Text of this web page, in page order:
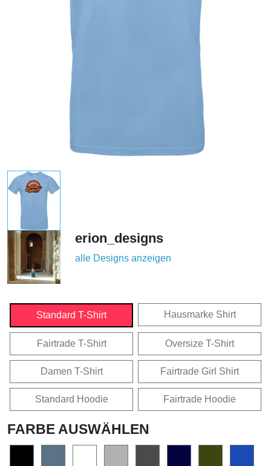
erion_designs
alle Designs anzeigen
Standard T-Shirt Hausmarke Shirt
Fairtrade T-Shirt Oversize T-Shirt
Damen T-Shirt Fairtrade Girl Shirt
Standard Hoodie Fairtrade Hoodie
FARBE AUSWÄHLEN